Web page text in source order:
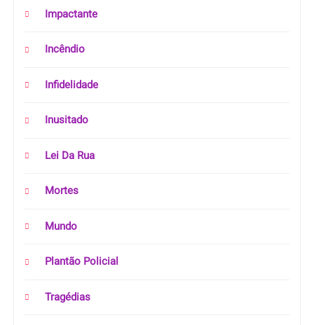
Impactante
Incêndio
Infidelidade
Inusitado
Lei Da Rua
Mortes
Mundo
Plantão Policial
Tragédias